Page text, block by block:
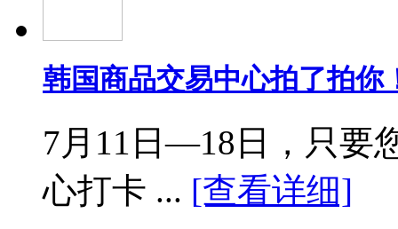
韩国商品交易中心拍了拍你
7月11日—18日，只要
心打卡 ... [查看详细]